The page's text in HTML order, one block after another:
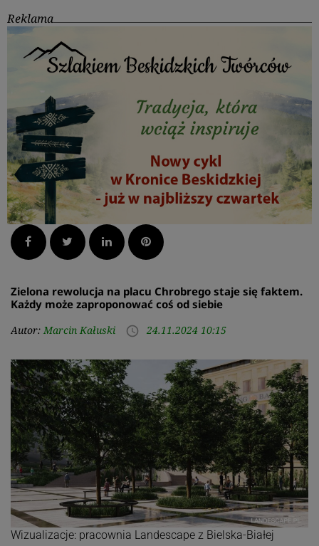
Reklama
Facebook Twitter LinkedInPinterest
Zielona rewolucja na placu Chrobrego staje się faktem.
Każdy może zaproponować coś od siebie
Autor: Marcin Kałuski access_time 24.11.2024 10:15
Wizualizacje: pracownia Landescape z Bielska-Białej